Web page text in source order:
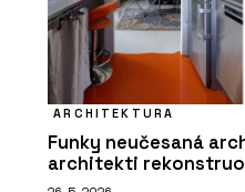
ARCHITEKTURA
Funky neučesaná
architekti